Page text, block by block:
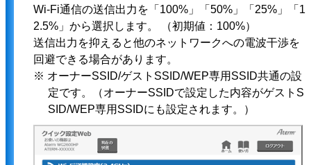
Wi-Fi通信の送信出力を「100%」「50%」「25%」「1
2.5%」から選択します。 （初期値：100%）
送信出力を抑えると他のネットワークへの電波干渉を
回避できる場合があります。
※ オーナーSSID/ゲストSSID/WEP専用SSID共通の設
定です。（オーナーSSIDで設定した内容がゲストS
SID/WEP専用SSIDにも設定されます。）